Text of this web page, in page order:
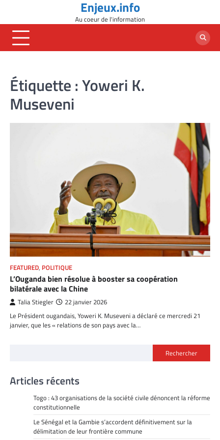
content
Enjeux.info
Au coeur de l'information
Étiquette :Yoweri K.
Museveni
FEATURED, POLITIQUE
L’Ouganda bien résolue à booster sa coopération
bilatérale avec la Chine
Talia Stiegler 22 janvier 2026
Le Président ougandais, Yoweri K. Museveni a déclaré ce mercredi 21
janvier, que les « relations de son pays avec la…
Rechercher
Articles récents
Togo : 43 organisations de la société civile dénoncent la réforme
constitutionnelle
Le Sénégal et la Gambie s’accordent définitivement sur la
délimitation de leur frontière commune